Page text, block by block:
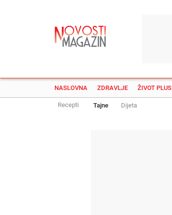
NASLOVNA ZDRAVLJE ŽIVOT PLUS
Recepti Tajne Dijeta